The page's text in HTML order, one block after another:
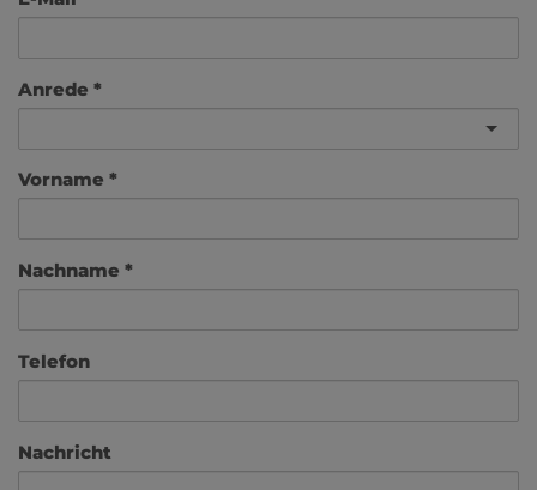
Anrede
Vorname
Nachname
Telefon
Nachricht